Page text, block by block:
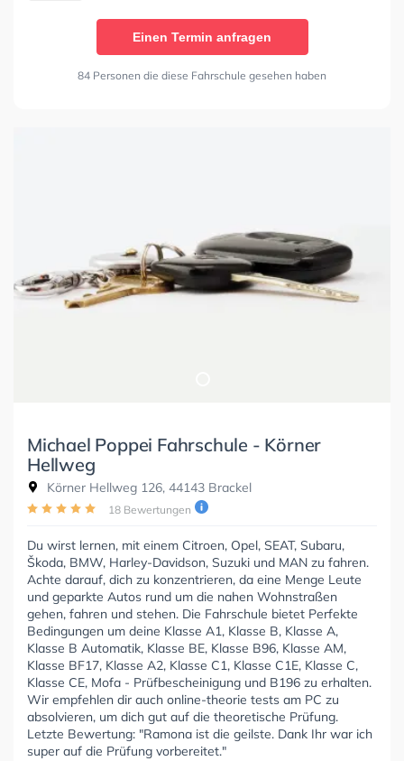
Einen Termin anfragen
84 Personen die diese Fahrschule gesehen haben
Michael Poppei Fahrschule - Körner
Hellweg
Körner Hellweg 126, 44143 Brackel
18 Bewertungen
Du wirst lernen, mit einem Citroen, Opel, SEAT, Subaru,
Škoda, BMW, Harley-Davidson, Suzuki und MAN zu fahren.
Achte darauf, dich zu konzentrieren, da eine Menge Leute
und geparkte Autos rund um die nahen Wohnstraßen
gehen, fahren und stehen. Die Fahrschule bietet Perfekte
Bedingungen um deine Klasse A1, Klasse B, Klasse A,
Klasse B Automatik, Klasse BE, Klasse B96, Klasse AM,
Klasse BF17, Klasse A2, Klasse C1, Klasse C1E, Klasse C,
Klasse CE, Mofa - Prüfbescheinigung und B196 zu erhalten.
Wir empfehlen dir auch online-theorie tests am PC zu
absolvieren, um dich gut auf die theoretische Prüfung.
Letzte Bewertung: "Ramona ist die geilste. Dank Ihr war ich
super auf die Prüfung vorbereitet."